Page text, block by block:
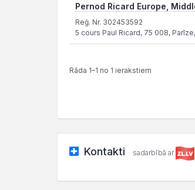
Pernod Ricard Europe,
Reģ. Nr. 302453592
5 cours Paul Ricard, 75 008,
Rāda 1–1 no 1 ierakstiem
Kontakti sadarbībā ar